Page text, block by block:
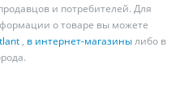
и потребителей. Для
о товаре вы можете
, в интернет-магазинылибо в